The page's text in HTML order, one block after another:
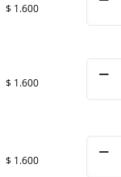
$ 1.600
$ 1.600
$ 1.600